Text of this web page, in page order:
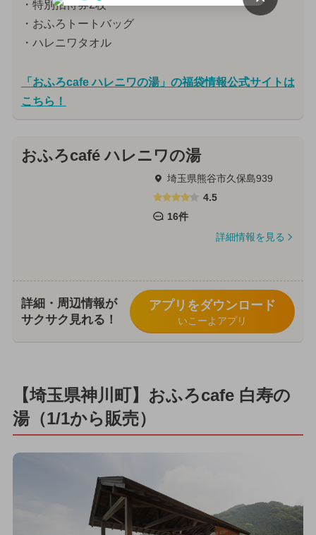
・特別招待券2枚
・おふろトートバッグ
・ハレニワタオル
「おふろcafe ハレニワの湯」の福袋情報公式サイトは
こちら！
おふろcafé ハレニワの湯
埼玉県熊谷市久保島939
4.5
16件
詳細情報を見る
詳細・周辺情報が
サクサク見れる！
アプリをダウンロード
いこーよアプリ
【埼玉県神川町】おふろcafe 白寿の
湯（1/1から販売）